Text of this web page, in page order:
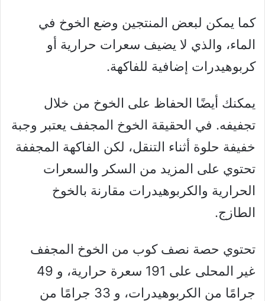
كما يمكن لبعض المنتجين وضع الخوخ في
الماء، والذي لا يضيف سعرات حرارية أو
كربوهيدرات إضافية للفاكهة.
يمكنك أيضًا الحفاظ على الخوخ من خلال
تجفيفه. في الحقيقة الخوخ المجفف يعتبر وجبة
خفيفة حلوة أثناء التنقل، لكن الفاكهة المجففة
تحتوي على المزيد من السكر والسعرات
الحرارية والكربوهيدرات مقارنة بالخوخ
الطازج.
تحتوي حصة نصف كوب من الخوخ المجفف
غير المحلى على 191 سعرة حرارية، و 49
جرامًا من الكربوهيدرات، و 33 جرامًا من